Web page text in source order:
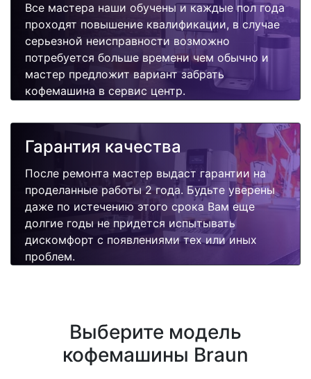
Все мастера наши обучены и каждые пол года
проходят повышение квалификации, в случае
серьезной неисправности возможно
потребуется больше времени чем обычно и
мастер предложит вариант забрать
кофемашина в сервис центр.
Гарантия качества
После ремонта мастер выдаст гарантии на
проделанные работы 2 года. Будьте уверены
даже по истечению этого срока Вам еще
долгие годы не придется испытывать
дискомфорт с появлениями тех или иных
проблем.
Выберите модель
кофемашины Braun